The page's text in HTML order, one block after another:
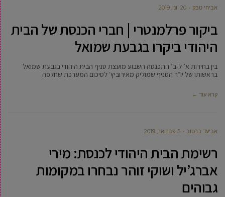
אביחי טבק 20 יוני, 2019
ביקור פרלמנטרי | חברי הכנסת של הבית
היהודי ביקרו בגבעת שמואל
בין בחירות א’ ל-ב’ התכנסה השבוע מועצת סניף הבית היהודי בגבעת שמואל
בראשותו של יו״ר הסניף שמוליק מאירוביץ׳ לסיכום המערכת שחלפה
קרא עוד ←
אביעד ברטוב 5 פברואר, 2019
רשימת הבית היהודי לכנסת: מירי
אברג’יל ושוקי זוהר נבחרו במקומות
גבוהים